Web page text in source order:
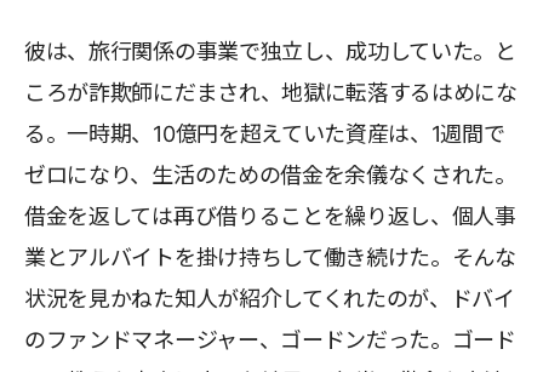
彼は、旅行関係の事業で独立し、成功していた。と
ころが詐欺師にだまされ、地獄に転落するはめにな
る。一時期、10億円を超えていた資産は、1週間で
ゼロになり、生活のための借金を余儀なくされた。
借金を返しては再び借りることを繰り返し、個人事
業とアルバイトを掛け持ちして働き続けた。そんな
状況を見かねた知人が紹介してくれたのが、ドバイ
のファンドマネージャー、ゴードンだった。ゴード